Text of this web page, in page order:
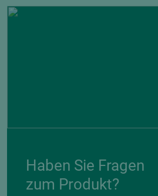
Haben Sie Fragen
zum Produkt?